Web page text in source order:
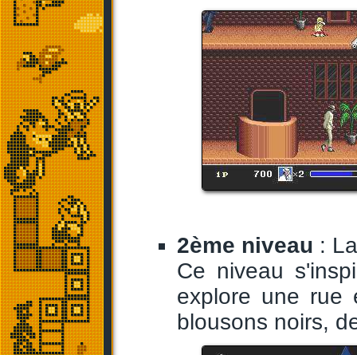
2ème niveau :
Ce niveau
explore une rue
blousons noirs,